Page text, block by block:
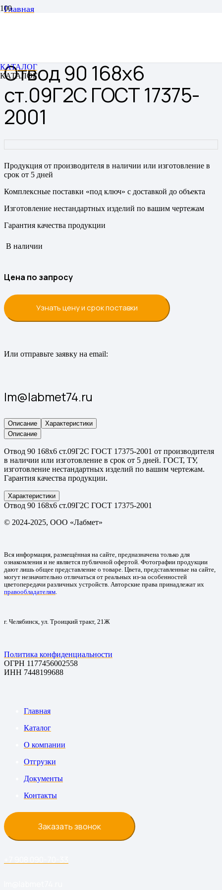
КАТАЛОГ
КАТАЛОГ
Главная
Отвод 90 168х6
ст.09Г2С ГОСТ 17375-
2001
Продукция от производителя в наличии или изготовление в
срок от 5 дней
Комплексные поставки «под ключ» с доставкой до объекта
Изготовление нестандартных изделий по вашим чертежам
Гарантия качества продукции
В наличии
Цена по запросу
Узнать цену и срок поставки
Или отправьте заявку на email:
lm@labmet74.ru
Описание
Характеристики
Описание
Отвод 90 168х6 ст.09Г2С ГОСТ 17375-2001 от производителя
в наличии или изготовление в срок от 5 дней. ГОСТ, ТУ,
изготовление нестандартных изделий по вашим чертежам.
Гарантия качества продукции.
Характеристики
Отвод 90 168х6 ст.09Г2С ГОСТ 17375-2001
© 2024-2025, ООО «Лабмет»
Вся информация, размещённая на сайте, предназначена только для
ознакомления и не является публичной офертой. Фотографии продукции
дают лишь общее представление о товаре. Цвета, представленные на сайте,
могут незначительно отличаться от реальных из-за особенностей
цветопередачи различных устройств. Авторские права принадлежат их
правообладателям
г. Челябинск, ул. Троицкий тракт, 21Ж
Политика конфиденциальности
ОГРН 1177456002558
ИНН 7448199688
Главная
Каталог
О компании
Отгрузки
Документы
Контакты
Заказать звонок